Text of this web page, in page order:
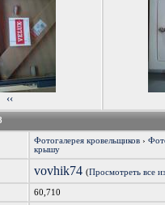
‹‹
Фотогалерея кровельщиков›
крышу
vovhik74 (Просмотреть все
60,710